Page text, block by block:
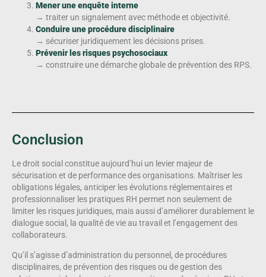
Mener une enquête interne
→ traiter un signalement avec méthode et objectivité.
Conduire une procédure disciplinaire
→ sécuriser juridiquement les décisions prises.
Prévenir les risques psychosociaux
→ construire une démarche globale de prévention des RPS.
Conclusion
Le droit social constitue aujourd’hui un levier majeur de
sécurisation et de performance des organisations. Maîtriser les
obligations légales, anticiper les évolutions réglementaires et
professionnaliser les pratiques RH permet non seulement de
limiter les risques juridiques, mais aussi d’améliorer durablement le
dialogue social, la qualité de vie au travail et l’engagement des
collaborateurs.
Qu’il s’agisse d’administration du personnel, de procédures
disciplinaires, de prévention des risques ou de gestion des